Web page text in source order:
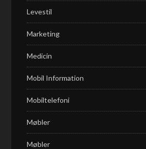
Levestil
Marketing
Medicin
Mobil Information
Mobiltelefoni
Møbler
Møbler